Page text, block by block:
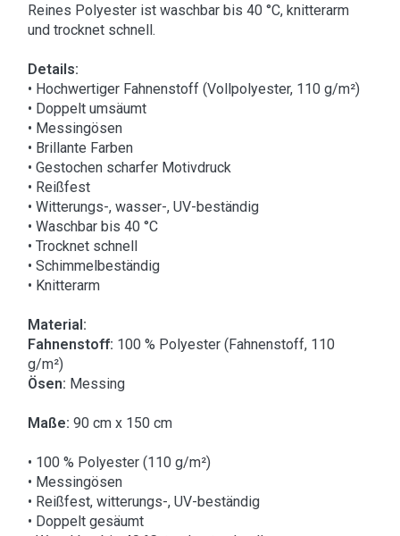
Reines Polyester ist waschbar bis 40 °C, knitterarm
und trocknet schnell.
Details:
• Hochwertiger Fahnenstoff (Vollpolyester, 110 g/m²)
• Doppelt umsäumt
• Messingösen
• Brillante Farben
• Gestochen scharfer Motivdruck
• Reißfest
• Witterungs-, wasser-, UV-beständig
• Waschbar bis 40 °C
• Trocknet schnell
• Schimmelbeständig
• Knitterarm
Material:
Fahnenstoff: 100 % Polyester (Fahnenstoff, 110
g/m²)
Ösen: Messing
Maße: 90 cm x 150 cm
• 100 % Polyester (110 g/m²)
• Messingösen
• Reißfest, witterungs-, UV-beständig
• Doppelt gesäumt